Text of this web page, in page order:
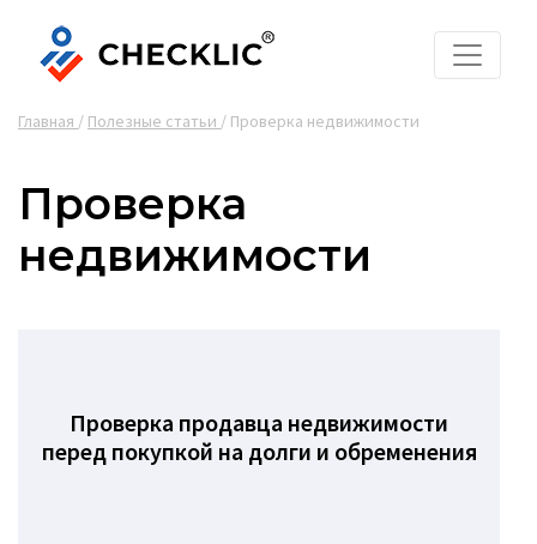
Главная / Полезные статьи / Проверка недвижимости
Проверка
недвижимости
Проверка продавца недвижимости
перед покупкой на долги и обременения